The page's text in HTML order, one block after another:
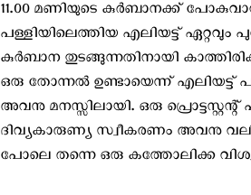
11.00 മണിയുടെ കുര്‍ബാനക്ക്
പള്ളിയിലെത്തിയ എലിയട്ട് ഏറ്റവും
കുര്‍ബാന തുടങ്ങുന്നതിനായി
ഒരു തോന്നല്‍ ഉണ്ടായെന്ന് എലിയട്ട്
അവനു മനസ്സിലായി. ഒരു
ദിവ്യകാരുണ്യ സ്വീകരണം അവനു
പോലെ തന്നെ ഒരു കത്തോലിക്ക